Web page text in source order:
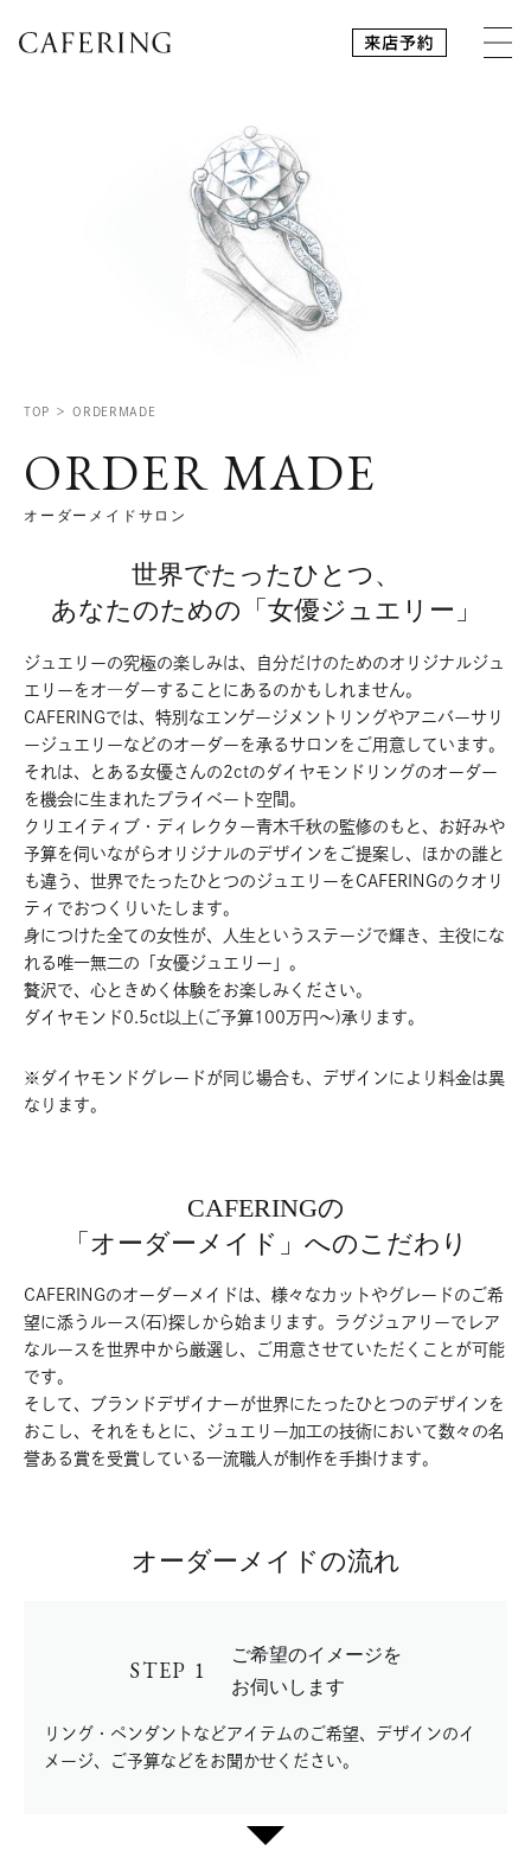
TOP ORDERMADE
ORDER MADE
オーダーメイドサロン
世界でたったひとつ、
あなたのための「女優ジュエリー」
ジュエリーの究極の楽しみは、自分だけのためのオリジナルジュ
エリーをオ―ダーすることにあるのかもしれません。
CAFERINGでは、特別なエンゲージメントリングやアニバーサリ
ージュエリーなどのオーダーを承るサロンをご用意しています。
それは、とある女優さんの2ctのダイヤモンドリングのオーダー
を機会に生まれたプライベート空間。
クリエイティブ・ディレクター青木千秋の監修のもと、お好みや
予算を伺いながらオリジナルのデザインをご提案し、ほかの誰と
も違う、世界でたったひとつのジュエリーをCAFERINGのクオリ
ティでおつくりいたします。
身につけた全ての女性が、人生というステージで輝き、主役にな
れる唯一無二の「女優ジュエリー」。
贅沢で、心ときめく体験をお楽しみください。
ダイヤモンド0.5ct以上(ご予算100万円〜)承ります。
※ダイヤモンドグレードが同じ場合も、デザインにより料金は異
なります。
CAFERINGの
「オーダーメイド」へのこだわり
CAFERINGのオーダーメイドは、様々なカットやグレードのご希
望に添うルース(石)探しから始まります。ラグジュアリーでレア
なルースを世界中から厳選し、ご用意させていただくことが可能
です。
そして、ブランドデザイナーが世界にたったひとつのデザインを
おこし、それをもとに、ジュエリー加工の技術において数々の名
誉ある賞を受賞している一流職人が制作を手掛けます。
オーダーメイドの流れ
STEP 1
ご希望のイメージを
お伺いします
リング・ペンダントなどアイテムのご希望、デザインのイ
メージ、ご予算などをお聞かせください。